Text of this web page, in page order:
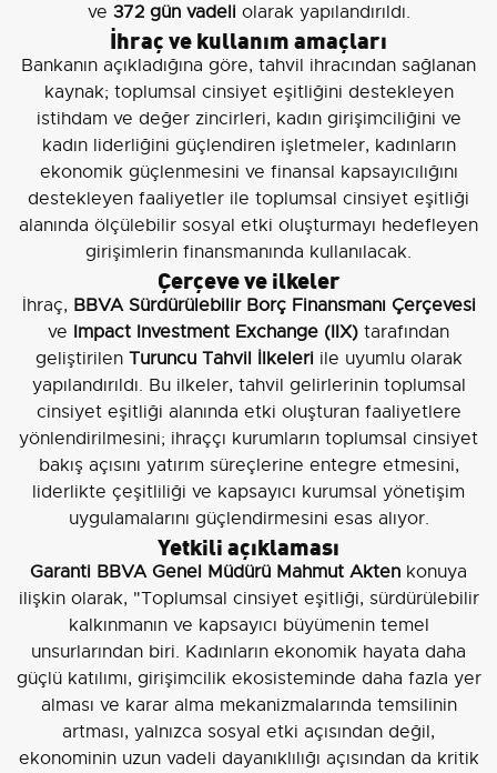
ve 372 gün vadeliolarak yapılandırıldı.
İhraç ve kullanım amaçları
Bankanın açıkladığına göre, tahvil ihracından sağlanan
kaynak; toplumsal cinsiyet eşitliğini destekleyen
istihdam ve değer zincirleri, kadın girişimciliğini ve
kadın liderliğini güçlendiren işletmeler, kadınların
ekonomik güçlenmesini ve finansal kapsayıcılığını
destekleyen faaliyetler ile toplumsal cinsiyet eşitliği
alanında ölçülebilir sosyal etki oluşturmayı hedefleyen
girişimlerin finansmanında kullanılacak.
Çerçeve ve ilkeler
İhraç, BBVA Sürdürülebilir Borç Finansmanı Çerçevesi
ve Impact Investment Exchange (IIX) tarafından
geliştirilen Turuncu Tahvil İlkeleriile uyumlu olarak
yapılandırıldı. Bu ilkeler, tahvil gelirlerinin toplumsal
cinsiyet eşitliği alanında etki oluşturan faaliyetlere
yönlendirilmesini; ihraççı kurumların toplumsal cinsiyet
bakış açısını yatırım süreçlerine entegre etmesini,
liderlikte çeşitliliği ve kapsayıcı kurumsal yönetişim
uygulamalarını güçlendirmesini esas alıyor.
Yetkili açıklaması
Garanti BBVA Genel Müdürü Mahmut Akten konuya
ilişkin olarak, "Toplumsal cinsiyet eşitliği, sürdürülebilir
kalkınmanın ve kapsayıcı büyümenin temel
unsurlarından biri. Kadınların ekonomik hayata daha
güçlü katılımı, girişimcilik ekosisteminde daha fazla yer
alması ve karar alma mekanizmalarında temsilinin
artması, yalnızca sosyal etki açısından değil,
ekonominin uzun vadeli dayanıklılığı açısından da kritik